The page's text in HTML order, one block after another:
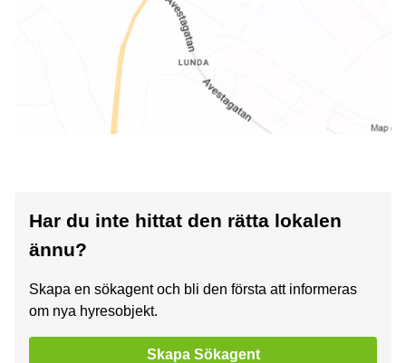
Har du inte hittat den rätta lokalen
ännu?
Skapa en sökagent och bli den första att informeras
om nya hyresobjekt.
Skapa Sökagent